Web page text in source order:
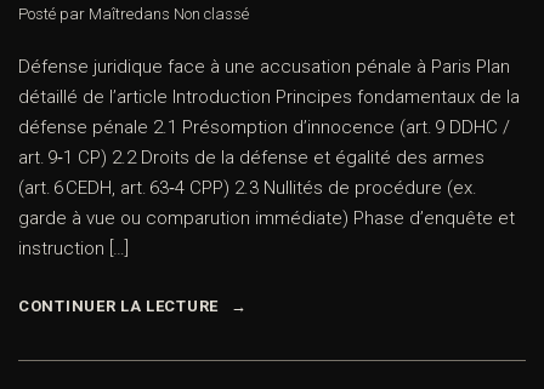
Posté par Maîtredans Non classé
Défense juridique face à une accusation pénale à Paris Plan
détaillé de l’article Introduction Principes fondamentaux de la
défense pénale 2.1 Présomption d’innocence (art. 9 DDHC /
art. 9‑1 CP) 2.2 Droits de la défense et égalité des armes
(art. 6 CEDH, art. 63‑4 CPP) 2.3 Nullités de procédure (ex.
garde à vue ou comparution immédiate) Phase d’enquête et
instruction […]
CONTINUER LA LECTURE